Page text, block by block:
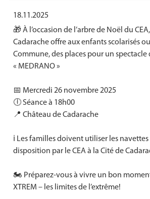
18.11.2025
🎁 À l’occasion de l’arbre de Noël du CEA,
Cadarache offre aux enfants scolarisés
Commune, des places pour un spectacle
« MEDRANO »
📅 Mercredi 26 novembre 2025
🕕 Séance à 18h00
📍 Château de Cadarache
ℹ Les familles doivent utiliser les navettes
disposition par le CEA à la Cité de
🏍 Préparez-vous à vivre un bon
XTREM – les limites de l’extrême!